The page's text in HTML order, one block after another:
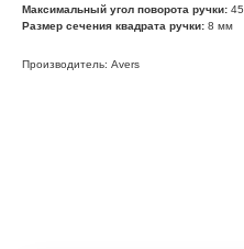
Максимальный угол поворота ручки: 45
Размер сечения квадрата ручки: 8 мм
Производитель: Avers